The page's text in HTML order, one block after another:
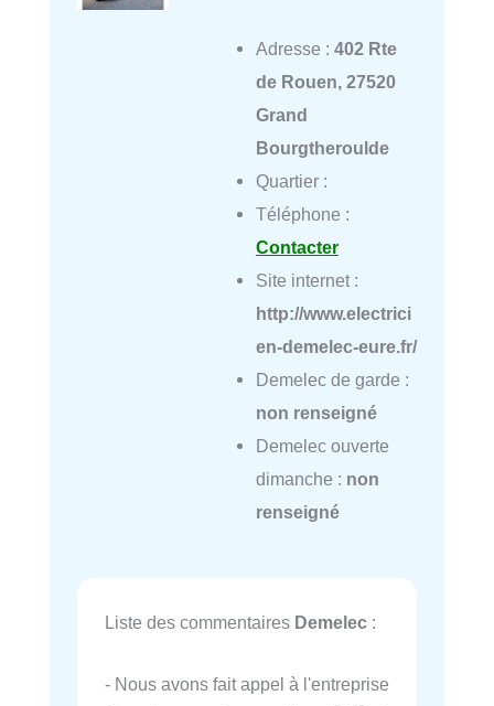
Adresse : 402 Rte
de Rouen, 27520
Grand
Bourgtheroulde
Quartier :
Téléphone :
Contacter
Site internet :
http://www.electrici
en-demelec-eure.fr/
Demelec de garde :
non renseigné
Demelec ouverte
dimanche : non
renseigné
Liste des commentaires Demelec :
- Nous avons fait appel à l'entreprise